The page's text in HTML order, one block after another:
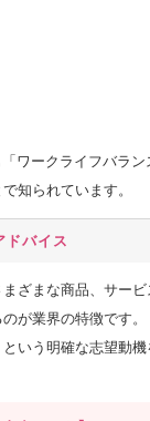
高9.5兆円超、5,000
。
私たちの事業成長の
先端AIの融合
タや生活データを、
な提案と、効率的な
新します。
テクノロジー
AI・ロボット駆使の
ワークライフバラン
知られています。
ドバイス
ざまな商品、サー
が業界の特徴です
いう明確な志望動機